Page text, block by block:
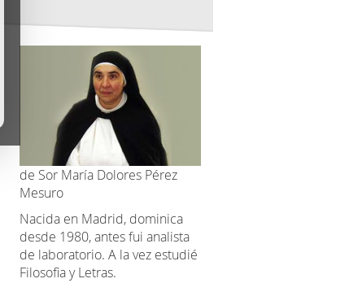
de Sor María Dolores Pérez
Mesuro
Nacida en Madrid, dominica
desde 1980, antes fui analista
de laboratorio. A la vez estudié
Filosofia y Letras.